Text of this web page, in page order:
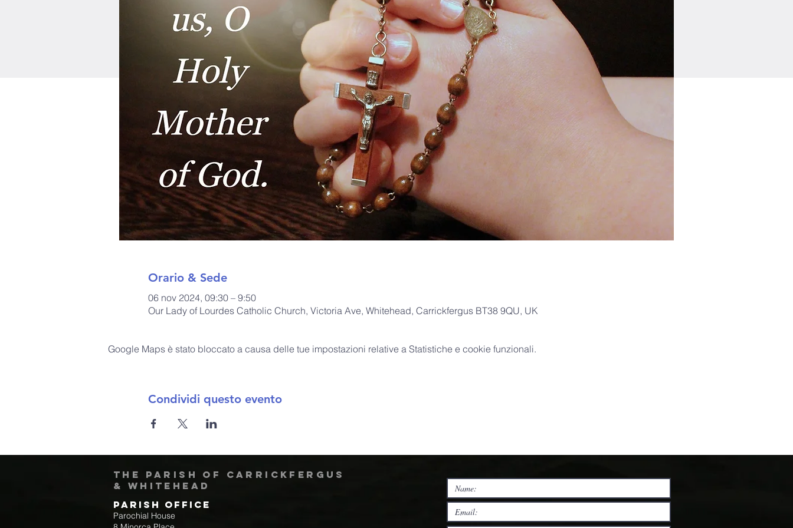
Orario & Sede
06 nov 2024, 09:30 – 9:50
Our Lady of Lourdes Catholic Church, Victoria Ave, Whitehead, Carrickfergus BT38 9QU, UK
Google Maps è stato bloccato a causa delle tue impostazioni relative a Statistiche e cookie funzionali.
Condividi questo evento
The Parish of Carrickfergus
& Whitehead
Parish Office
Parochial House